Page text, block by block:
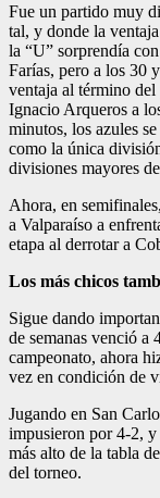
Fue un partido muy
tal, y donde la
la “U” sorprendía
Farías, pero a los 30
ventaja al término
Ignacio Arqueros a
minutos, los azules
como la única
divisiones mayores
Ahora, en
a Valparaíso a
etapa al derrotar a
Los más chicos
Sigue dando
de semanas venció a
campeonato, ahora
vez en condición de
Jugando en San
impusieron por 4-2,
más alto de la tabla
del torneo.